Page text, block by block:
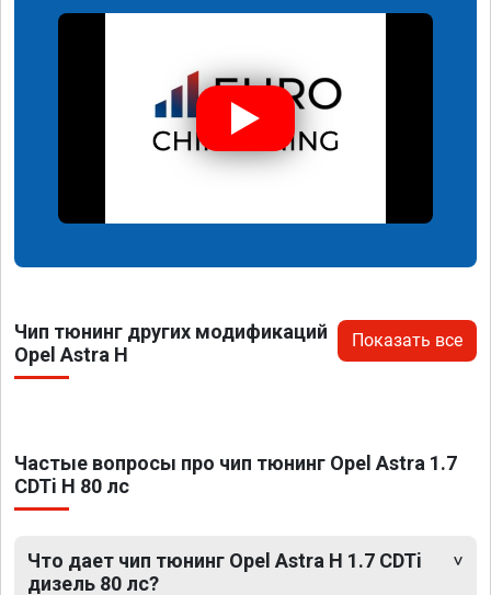
Чип тюнинг других модификаций
Opel Astra H
Показать все
Частые вопросы про чип тюнинг Opel Astra 1.7
CDTi H 80 лс
Что дает чип тюнинг Opel Astra H 1.7 CDTi
дизель 80 лс?